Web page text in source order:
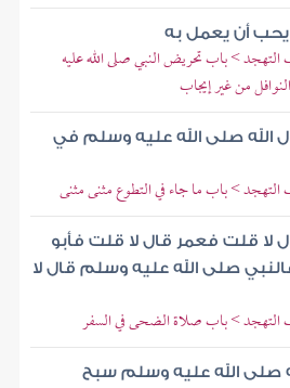
أن يعمل به
> باب تحريض النبي صلى الله عليه
من غير إيجاب
الله صلى الله عليه وسلم في
> باب ما جاء في التطوع مثنى مثنى
لا قلت فعمر قال لا قلت فأبو
صلى الله عليه وسلم قال لا
> باب صلاة الضحى في السفر
صلى الله عليه وسلم سبح